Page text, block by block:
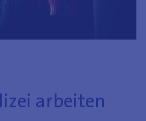
arbeiten